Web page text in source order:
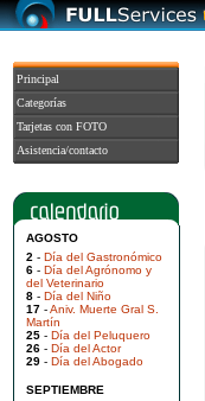
Principal
Categorías
Tarjetas con FOTO
Asistencia/contacto
AGOSTO
2 - Día del Gastronómico
6 - Día del Agrónomo y
del Veterinario
8 - Día del Niño
17 -Aniv. Muerte Gral S.
Martín
25 - Día del Peluquero
26 - Día del Actor
29 - Día del Abogado
SEPTIEMBRE